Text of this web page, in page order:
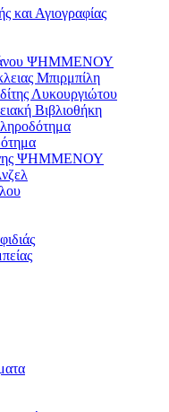
και Αγιογραφίας
ΨΗΜΜΕΝΟΥ
Μπιρμπίλη
Λυκουργιώτου
Βιβλιοθήκη
ΨΗΜΜΕΝΟΥ